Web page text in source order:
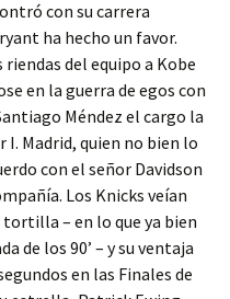
con su carrera
ha hecho un favor.
del equipo a Kobe
en la guerra de egos con
Méndez el cargo la
Madrid, quien no bien lo
con el señor Davidson
Los Knicks veían
– en lo que ya bien
de los 90’ – y su ventaja
en las Finales de